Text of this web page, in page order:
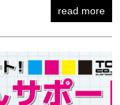
read more